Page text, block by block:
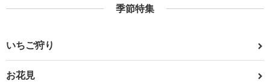
季節特集
いちご狩り
お花見